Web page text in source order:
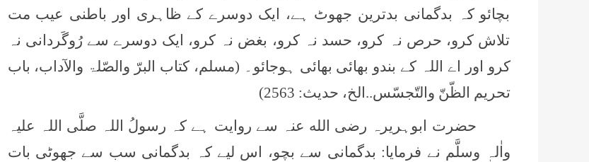
بچائو کہ بدگمانی بدترین جھوٹ ہے، ایک دوسرے کے ظاہری اور باطنی عیب مت
تلاش کرو، حرص نہ کرو، حسد نہ کرو، بغض نہ کرو، ایک دوسرے سے رُوگَردانی نہ
کرو اور اے اللہ کے بندو بھائی بھائی ہوجائو۔ (مسلم، کتاب البرّ والصّلۃ والآداب، باب
تحریم الظّنّ والتّجسّس..الخ، حدیث: 2563)
حضرت ابوہریرہ رضی الله عنہ سے روایت ہے کہ رسولُ اللہ صلَّی اللہ علیہ
واٰلہٖ وسلَّم نے فرمایا: بدگمانی سے بچو، اس لیے کہ بدگمانی سب سے جھوٹی بات